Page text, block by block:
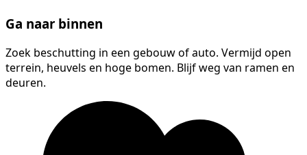
Ga naar binnen
Zoek beschutting in een gebouw of auto. Vermijd open
terrein, heuvels en hoge bomen. Blijf weg van ramen en
deuren.